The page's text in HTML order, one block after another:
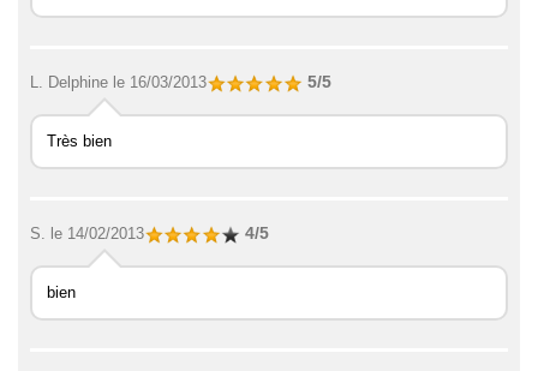
L. Delphine le 16/03/2013 5/5
Très bien
S. le 14/02/2013 4/5
bien